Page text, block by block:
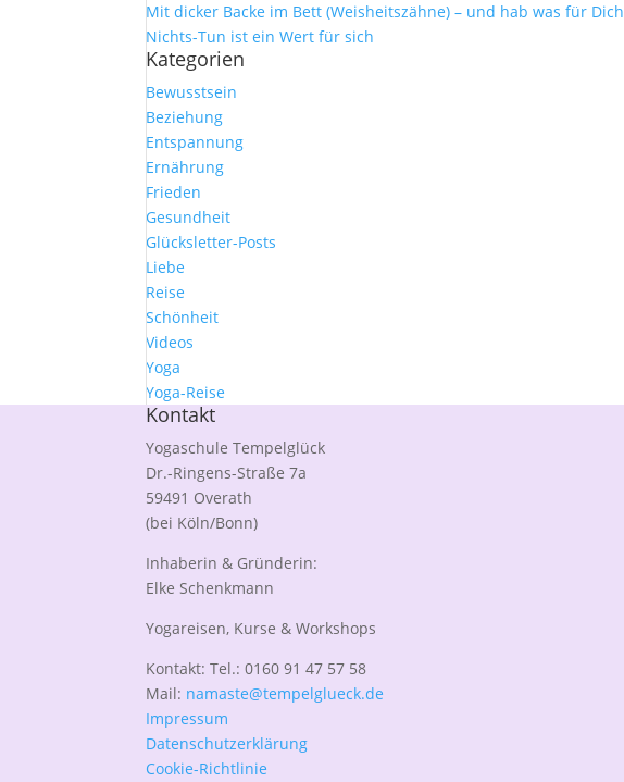
Mit dicker Backe im Bett (Weisheitszähne) – und hab was für Dich
Nichts-Tun ist ein Wert für sich
Kategorien
Bewusstsein
Beziehung
Entspannung
Ernährung
Frieden
Gesundheit
Glücksletter-Posts
Liebe
Reise
Schönheit
Videos
Yoga
Yoga-Reise
Kontakt
Yogaschule Tempelglück
Dr.-Ringens-Straße 7a
59491 Overath
(bei Köln/Bonn)
Inhaberin & Gründerin:
Elke Schenkmann
Yogareisen, Kurse & Workshops
Kontakt: Tel.: 0160 91 47 57 58
Mail: namaste@tempelglueck.de
Impressum
Datenschutzerklärung
Cookie-Richtlinie